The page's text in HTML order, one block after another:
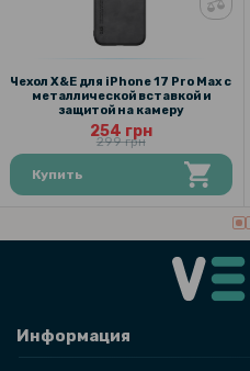
Чехол - книжка Velvet Leather
649 грн
Противоударный чехол накладка
Чехол X&E для iPhone 17 Pro Max с
металлической вставкой и
защитой на камеру
254 грн
299 грн
Купить
Информация